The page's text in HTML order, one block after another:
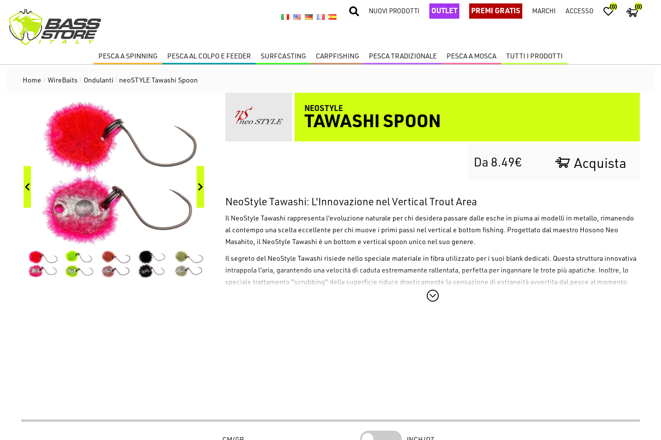
NUOVI PRODOTTI OUTLET PREMI GRATIS MARCHI ACCESSO (0) (0)
PESCA A SPINNING PESCA AL COLPO E FEEDER SURFCASTING CARPFISHING PESCA TRADIZIONALE PESCA A MOSCA TUTTI I PRODOTTI
Home / WireBaits / Ondulanti / neoSTYLE Tawashi Spoon
NEOSTYLE
TAWASHI SPOON
Da 8.49€ Acquista
NeoStyle Tawashi: L'Innovazione nel Vertical Trout Area
Il NeoStyle Tawashi rappresenta l'evoluzione naturale per chi desidera passare dalle esche in piuma ai modelli in metallo, rimanendo
al contempo una scelta eccellente per chi muove i primi passi nel vertical e bottom fishing. Progettato dal maestro Hosono Neo
Masahito, il NeoStyle Tawashi è un bottom e vertical spoon unico nel suo genere.
Il segreto del NeoStyle Tawashi risiede nello speciale materiale in fibra utilizzato per i suoi blank dedicati. Questa struttura innovativa
intrappola l'aria, garantendo una velocità di caduta estremamente rallentata, perfetta per ingannare le trote più apatiche. Inoltre, lo
speciale trattamento "scrubbing" della superficie riduce drasticamente la sensazione di estraneità avvertita dal pesce al momento
dell'abboccata, aumentando significativamente il tempo in cui l'esca resta in bocca prima che la trota si accorga dell'inganno e la
Produttore:NeoStyle
Modello: